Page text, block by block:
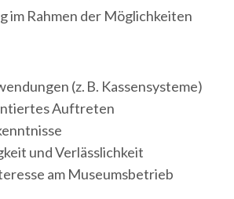
im Rahmen der Möglichkeiten
(z. B. Kassensysteme)
Auftreten
und Verlässlichkeit
am Museumsbetrieb